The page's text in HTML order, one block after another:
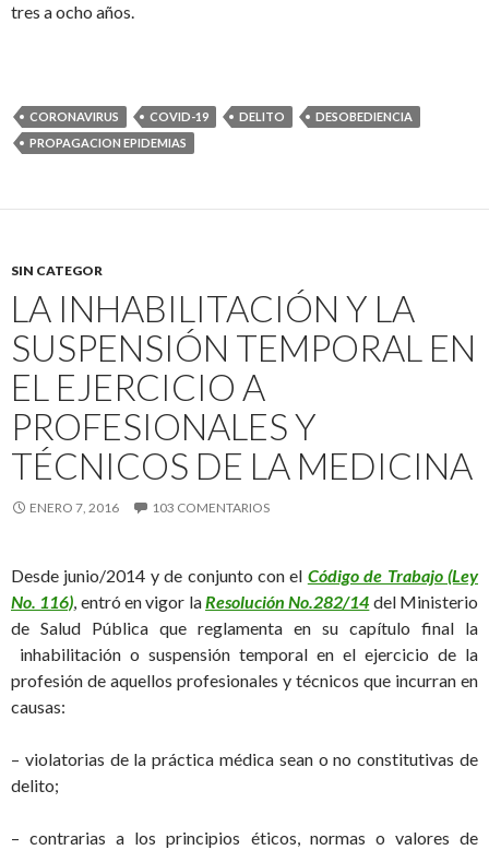
tres a ocho años.
CORONAVIRUS COVID-19 DELITO
DESOBEDIENCIA
PROPAGACION EPIDEMIAS
SIN CATEGOR
LA INHABILITACIÓN Y LA
SUSPENSIÓN TEMPORAL EN
EL EJERCICIO A
PROFESIONALES Y
TÉCNICOS DE LA MEDICINA
ENERO 7, 2016 103 COMENTARIOS
Desde junio/2014 y de conjunto con el Código de Trabajo (Ley
No. 116), entró en vigor laResolución No.282/14 del Ministerio
de Salud Pública que reglamenta en su capítulo final la
inhabilitación o suspensión temporal en el ejercicio de la
profesión de aquellos profesionales y técnicos que incurran en
causas:
– violatorias de la práctica médica sean o no constitutivas de
delito;
– contrarias a los principios éticos, normas o valores de